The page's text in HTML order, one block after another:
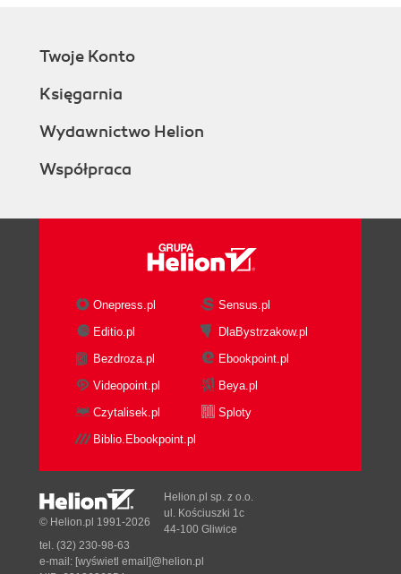
Twoje Konto
Księgarnia
Wydawnictwo Helion
Współpraca
Onepress.pl
Sensus.pl
Editio.pl
DlaBystrzakow.pl
Bezdroza.pl
Ebookpoint.pl
Videopoint.pl
Beya.pl
Czytalisek.pl
Sploty
Biblio.Ebookpoint.pl
© Helion.pl 1991-2026
Helion.pl sp. z o.o.
ul. Kościuszki 1c
44-100 Gliwice
tel. (32) 230-98-63
e-mail: [wyświetl email]@helion.pl